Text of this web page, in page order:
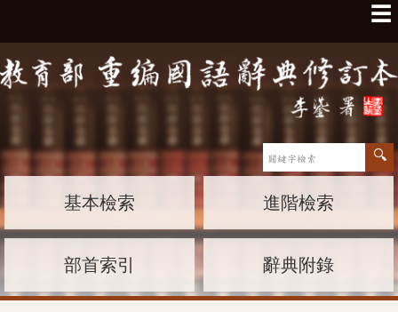
☰
基本檢索 進階檢索
部首索引 辭典附錄